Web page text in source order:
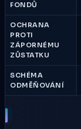
FONDŮ
OCHRANA
PROTI
ZÁPORNÉMU
ZŮSTATKU
SCHÉMA
ODMĚŇOVÁNÍ